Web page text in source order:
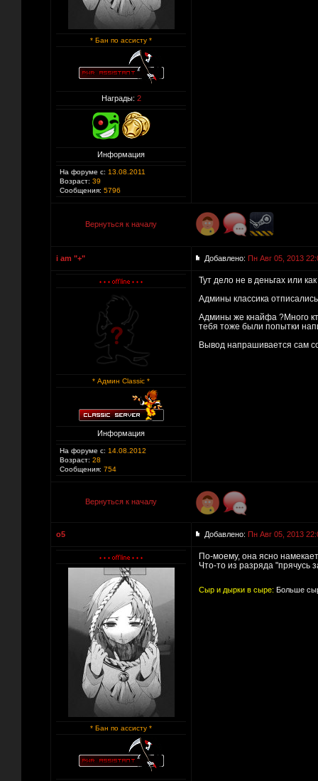
* Бан по ассисту *
Награды: 2
Информация
На форуме с: 13.08.2011
Возраст: 39
Сообщения: 5796
Вернуться к началу
i am "+" Добавлено: Пн Авг 05, 2013
* Админ Classic *
Информация
На форуме с: 14.08.2012
Возраст: 28
Сообщения: 754
Тут дело не в деньгах или
Админы классика
Админы же кнайфа ?Много
тебя тоже были попытки
Вывод напрашивается сам
Вернуться к началу
o5 Добавлено: Пн Авг 05, 2013
* Бан по ассисту *
По-моему, она ясно
Что-то из разряда "прячусь
Сыр и дырки в сыре: Больше